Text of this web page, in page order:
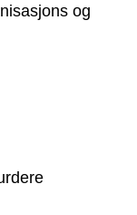
og